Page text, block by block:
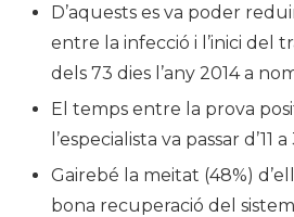
D’aquests es va poder
entre la infecció i l’inici del
dels 73 dies l’any 2014 a
El temps entre la prova
l’especialista va passar d’11 a
Gairebé la meitat (48%)
bona recuperació del